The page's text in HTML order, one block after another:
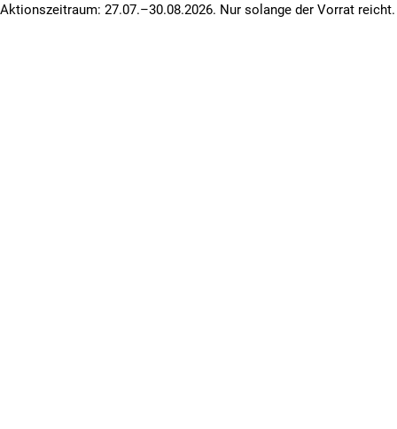
Aktionszeitraum: 27.07.–30.08.2026. Nur solange der Vorrat reicht.